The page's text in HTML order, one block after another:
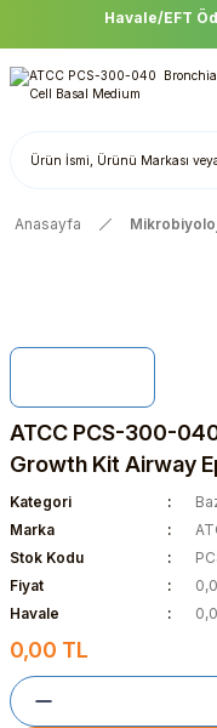
Havale/EFT
Anasayfa
ATCC PCS-300-
Growth Kit Airway
Kategori
Marka
Stok Kodu
Fiyat
Havale
0,00 TL